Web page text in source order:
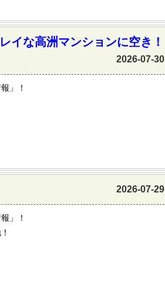
イな高洲マンションに空き！
2026-07-30
」！
2026-07-29
」！